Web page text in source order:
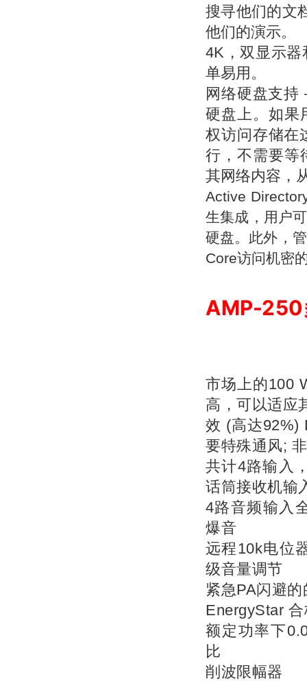
搜寻他们的文
他们的演示。
4K ，双显示
单易用。
网络硬盘支持
硬盘上。如果
权访问存储在
行，不需要等
其网络内容，
Active
生集成，用户
硬盘。此外，
Core访问机密
AMP-250
市场上的100
高，可以适应
效 (高达92%)
要特殊通风;
共计4路输入
话筒接收机输
4路音频输入
爆音
远程10k电位
级音量调节
紧急PA闪避
EnergyStar 合
额定功率下
比
削波限幅器